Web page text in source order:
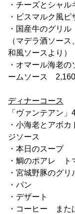
・チーズとシャ
・ビスマルク風
・国産牛のグリ
（マデラ酒ソー
和風ソースより）
・オマール海老
ームソース
ディナーコース
「ヴァンテアン」
・小海老とアボ
ジソース
・本日のスープ
・鯛のポアレ ト
・宮城野豚のグ
・パン
・デザート
・コーヒー ま